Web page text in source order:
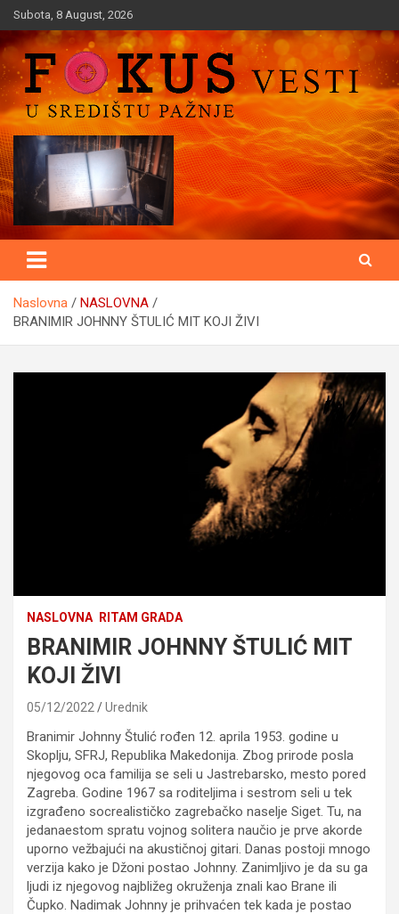
Skip
to
content
Subota, 8 August, 2026
Fokusvesti
U središtu pažnje
Naslovna
NASLOVNA
BRANIMIR JOHNNY ŠTULIĆ MIT KOJI ŽIVI
NASLOVNA RITAM GRADA
BRANIMIR JOHNNY ŠTULIĆ MIT
KOJI ŽIVI
05/12/2022 Urednik
Branimir Johnny Štulić rođen 12. aprila 1953. godine u
Skoplju, SFRJ, Republika Makedonija. Zbog prirode posla
njegovog oca familija se seli u Jastrebarsko, mesto pored
Zagreba. Godine 1967 sa roditeljima i sestrom seli u tek
izgrađeno socrealističko zagrebačko naselje Siget. Tu, na
jedanaestom spratu vojnog solitera naučio je prve akorde
uporno vežbajući na akustičnoj gitari. Danas postoji mnogo
verzija kako je Džoni postao Johnny. Zanimljivo je da su ga
ljudi iz njegovog najbližeg okruženja znali kao Brane ili
Čupko. Nadimak Johnny je prihvaćen tek kada je postao